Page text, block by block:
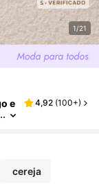
1/21
e
4,92 (100+)
cereja